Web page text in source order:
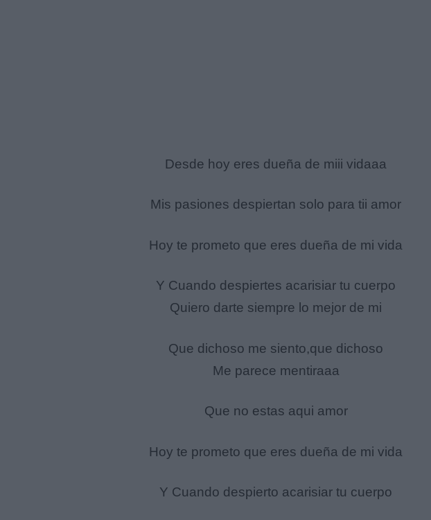
Desde hoy eres dueña de miii vidaaa
Mis pasiones despiertan solo para tii amor
Hoy te prometo que eres dueña de mi vida
Y Cuando despiertes acarisiar tu cuerpo
Quiero darte siempre lo mejor de mi
Que dichoso me siento,que dichoso
Me parece mentiraaa
Que no estas aqui amor
Hoy te prometo que eres dueña de mi vida
Y Cuando despierto acarisiar tu cuerpo